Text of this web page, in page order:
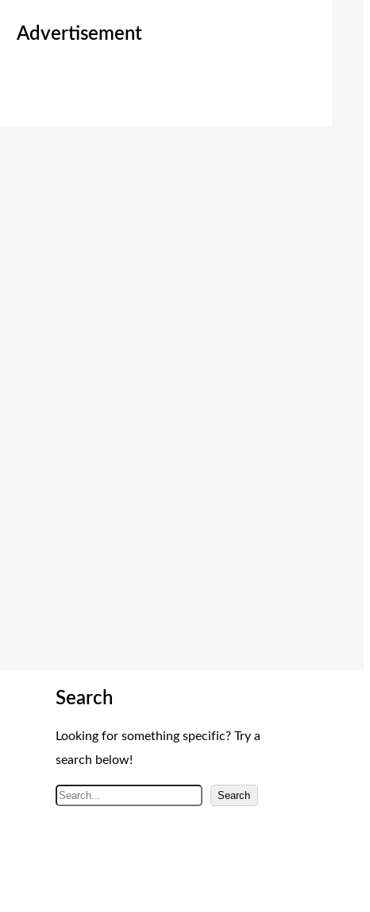
Advertisement
Search
Looking for something specific? Try a
search below!
A
Search